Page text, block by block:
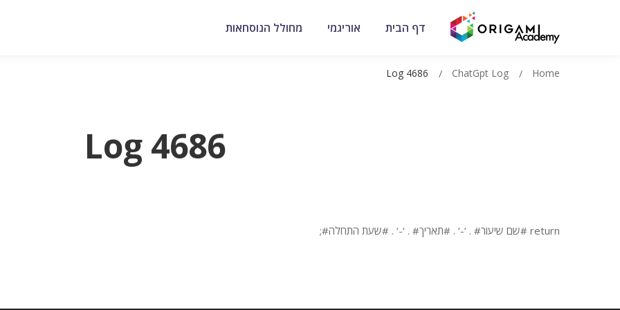
דף הבית אוריגמי מחולל הנוסחאות
Log 4686
Home
ChatGpt Log
Log 4686
return #שם שיעור# . ‘-‘ . #תאריך# . ‘-‘ . #שעת התחלה#;